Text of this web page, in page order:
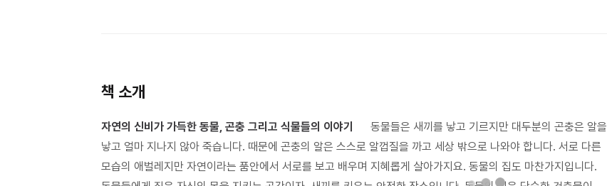
책 소개
자연의 신비가 가득한 동물, 곤충 그리고 식물들의 이야기
동물들은 새끼를 낳고 기르지만 대두분의 곤충은 알을
낳고 얼마 지나지 않아 죽습니다. 때문에 곤충의 알은 스스로 알껍질을 까고 세상 밖으로 나와야 합니다. 서로 다른
모습의 애벌레지만 자연이라는 품안에서 서로를 보고 배우며 지혜롭게 살아가지요. 동물의 집도 마찬가지입니다.